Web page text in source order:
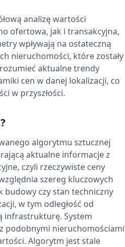
analizę wartości
ofertowa, jak i transakcyjna,
wpływają na ostateczną
nieruchomości, które zostały
aktualne trendy
cen w danej lokalizacji, co
w przyszłości.
algorytmu sztucznej
aktualne informacje z
czyli rzeczywiste ceny
szereg kluczowych
budowy czy stan techniczny
w tym odległość od
infrastrukturę. System
podobnymi nieruchomościami
Algorytm jest stale